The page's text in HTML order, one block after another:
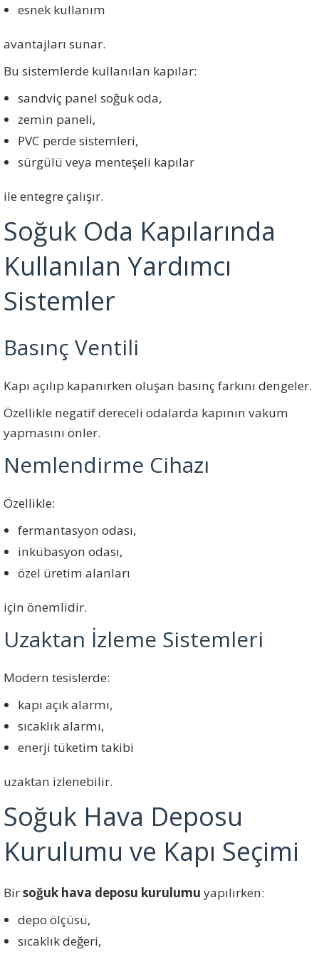
esnek kullanım
avantajları sunar.
Bu sistemlerde kullanılan kapılar:
sandviç panel soğuk oda,
zemin paneli,
PVC perde sistemleri,
sürgülü veya menteşeli kapılar
ile entegre çalışır.
Soğuk Oda Kapılarında
Kullanılan Yardımcı
Sistemler
Basınç Ventili
Kapı açılıp kapanırken oluşan basınç farkını dengeler.
Özellikle negatif dereceli odalarda kapının vakum
yapmasını önler.
Nemlendirme Cihazı
Özellikle:
fermantasyon odası,
inkübasyon odası,
özel üretim alanları
için önemlidir.
Uzaktan İzleme Sistemleri
Modern tesislerde:
kapı açık alarmı,
sıcaklık alarmı,
enerji tüketim takibi
uzaktan izlenebilir.
Soğuk Hava Deposu
Kurulumu ve Kapı Seçimi
Birsoğuk hava deposu kurulumu yapılırken:
depo ölçüsü,
sıcaklık değeri,